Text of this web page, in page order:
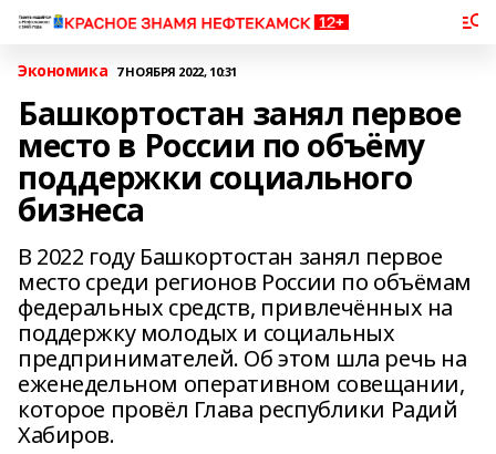
Экономика 7 НОЯБРЯ 2022, 10:31
Башкортостан занял первое
место в России по объёму
поддержки социального
бизнеса
В 2022 году Башкортостан занял первое
место среди регионов России по объёмам
федеральных средств, привлечённых на
поддержку молодых и социальных
предпринимателей. Об этом шла речь на
еженедельном оперативном совещании,
которое провёл Глава республики Радий
Хабиров.